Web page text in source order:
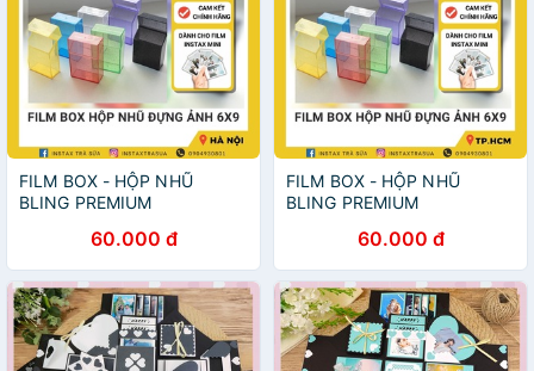
FILM BOX - HỘP NHŨ
BLING PREMIUM
60.000 đ
FILM BOX - HỘP NHŨ
BLING PREMIUM
60.000 đ